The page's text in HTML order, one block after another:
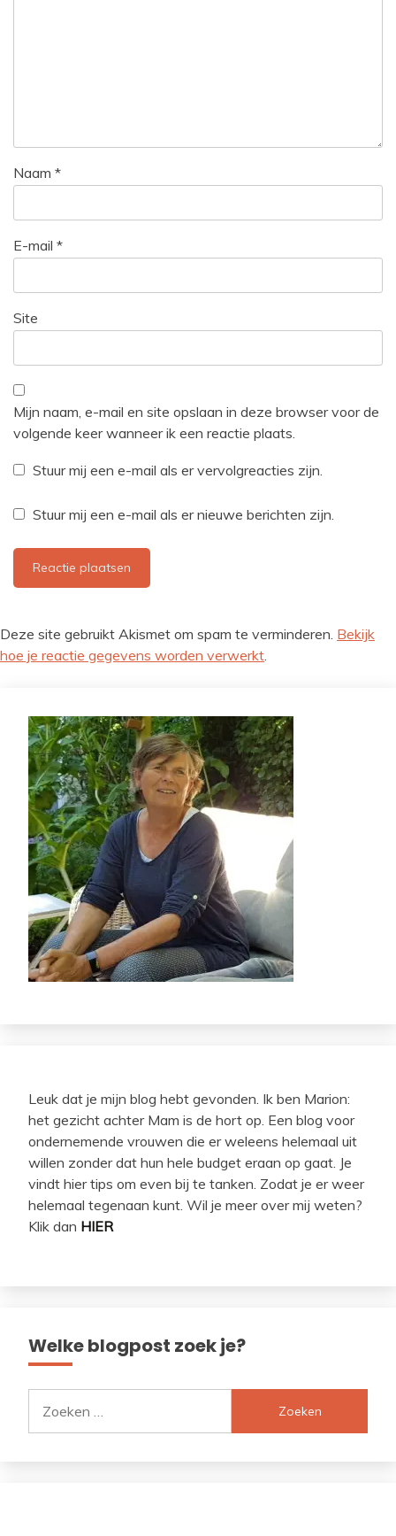
Naam *
E-mail *
Site
Mijn naam, e-mail en site opslaan in deze browser voor de
volgende keer wanneer ik een reactie plaats.
Stuur mij een e-mail als er vervolgreacties zijn.
Stuur mij een e-mail als er nieuwe berichten zijn.
Deze site gebruikt Akismet om spam te verminderen. Bekijk
hoe je reactie gegevens worden verwerkt.
Leuk dat je mijn blog hebt gevonden. Ik ben Marion:
het gezicht achter Mam is de hort op. Een blog voor
ondernemende vrouwen die er weleens helemaal uit
willen zonder dat hun hele budget eraan op gaat. Je
vindt hier tips om even bij te tanken. Zodat je er weer
helemaal tegenaan kunt. Wil je meer over mij weten?
Klik dan HIER
Welke blogpost zoek je?
naar: